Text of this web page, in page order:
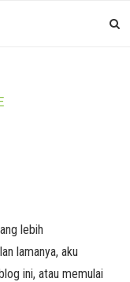
lebih
lamanya, aku
ini, atau memulai